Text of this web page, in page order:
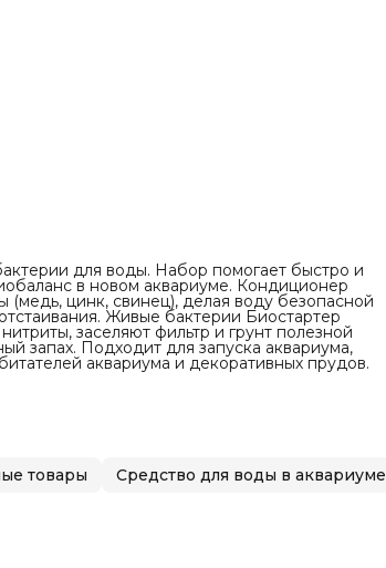
для воды. Набор помогает быстро и
в новом аквариуме. Кондиционер
(медь, цинк, свинец), делая воду безопасной
Живые бактерии Биостартер
заселяют фильтр и грунт полезной
запах. Подходит для запуска аквариума,
аквариума и декоративных прудов.
товары Средство для воды в аквариуме